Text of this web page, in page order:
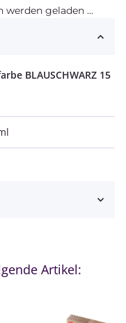
werden geladen ...
BLAUSCHWARZ 15
Artikel: